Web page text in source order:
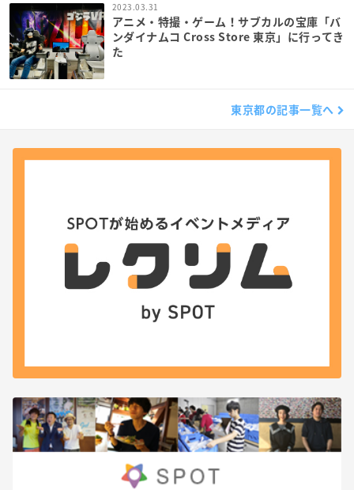
2023.03.31
アニメ・特撮・ゲーム！サブカルの宝庫「バ
ンダイナムコ Cross Store 東京」に行ってき
た
東京都の記事一覧へ